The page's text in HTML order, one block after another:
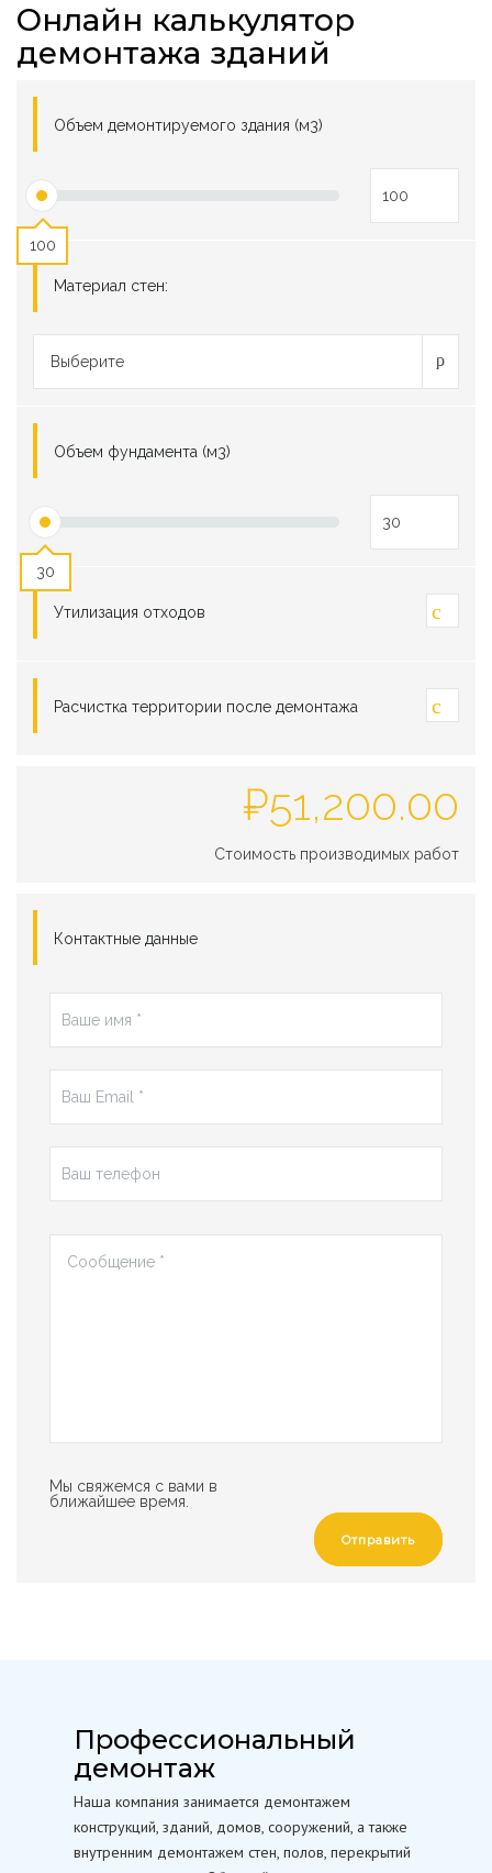
Онлайн калькулятор
демонтажа зданий
Объем демонтируемого здания (м3)
100
Материал стен:
Выберите
Объем фундамента (м3)
30
Утилизация отходов
Расчистка территории после демонтажа
₽51,200.00
Стоимость производимых работ
Контактные данные
Мы свяжемся с вами в
ближайшее время.
Отправить
Профессиональный
демонтаж
Наша компания занимается демонтажем
конструкций, зданий, домов, сооружений, а также
внутренним демонтажем стен, полов, перекрытий